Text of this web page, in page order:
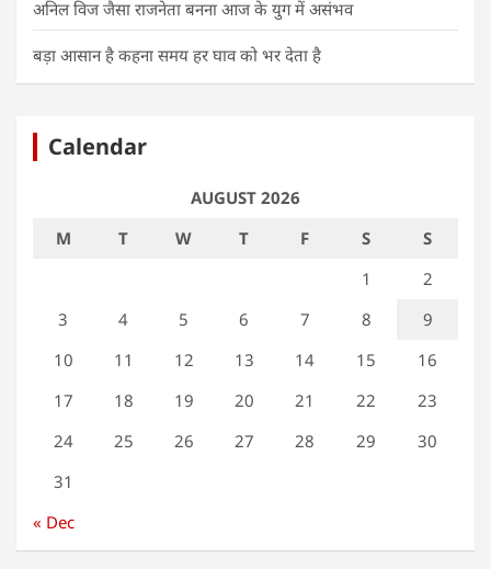
अनिल विज जैसा राजनेता बनना आज के युग में असंभव
बड़ा आसान है कहना समय हर घाव को भर देता है
Calendar
AUGUST 2026
M
T W T F S
S
1
2
3
4 5 6 7 8
9
10
11 12 13 14 15
16
17
18 19 20 21 22
23
24
25 26 27 28 29
30
31
« Dec